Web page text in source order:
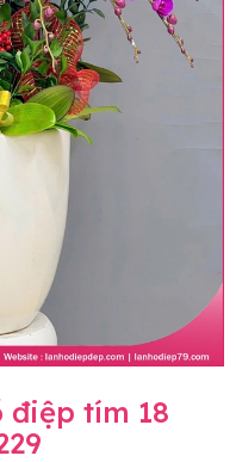
điệp tím 18